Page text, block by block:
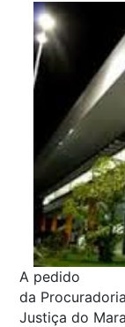
A pedido
da
Justiça do